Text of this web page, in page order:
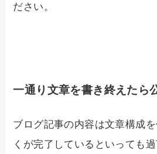
ださい。
一通り文章を書き終えたら
ブログ記事の内容は文章構成
くが完了しているといっても